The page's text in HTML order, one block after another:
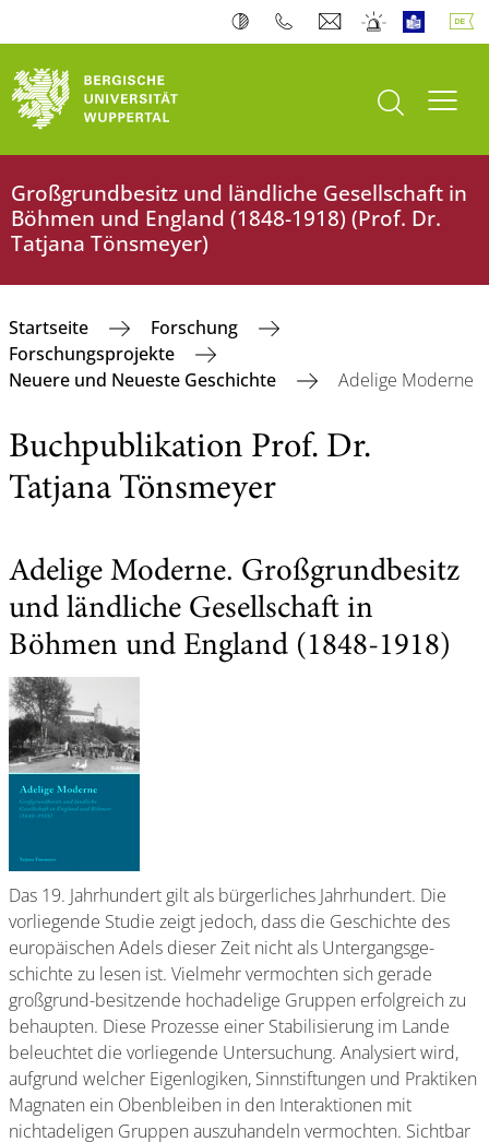
Suche öffnen
Großgrundbesitz und ländliche Gesellschaft in
Böhmen und England (1848-1918) (Prof. Dr.
Tatjana Tönsmeyer)
Startseite
Forschung
Forschungsprojekte
Neuere und Neueste Geschichte
Adelige Moderne
Buchpublikation Prof. Dr.
Tatjana Tönsmeyer
Adelige Moderne. Großgrundbesitz
und ländliche Gesellschaft in
Böhmen und England (1848-1918)
Das 19. Jahrhundert gilt als bürgerliches Jahrhundert. Die
vorliegende Studie zeigt jedoch, dass die Geschichte des
europäischen Adels dieser Zeit nicht als Untergangsge-
schichte zu lesen ist. Vielmehr vermochten sich gerade
großgrund-besitzende hochadelige Gruppen erfolgreich zu
behaupten. Diese Prozesse einer Stabilisierung im Lande
beleuchtet die vorliegende Untersuchung. Analysiert wird,
aufgrund welcher Eigenlogiken, Sinnstiftungen und Praktiken
Magnaten ein Obenbleiben in den Interaktionen mit
nichtadeligen Gruppen auszuhandeln vermochten. Sichtbar